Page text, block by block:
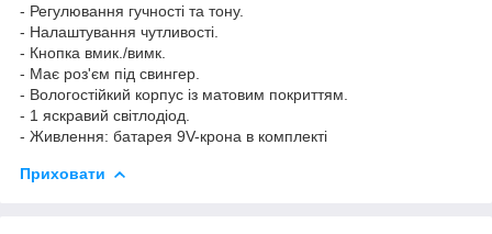
- Регулювання гучності та тону.
- Налаштування чутливості.
- Кнопка вмик./вимк.
- Має роз'єм під свингер.
- Вологостійкий корпус із матовим покриттям.
- 1 яскравий світлодіод.
- Живлення: батарея 9V-крона в комплекті
Приховати